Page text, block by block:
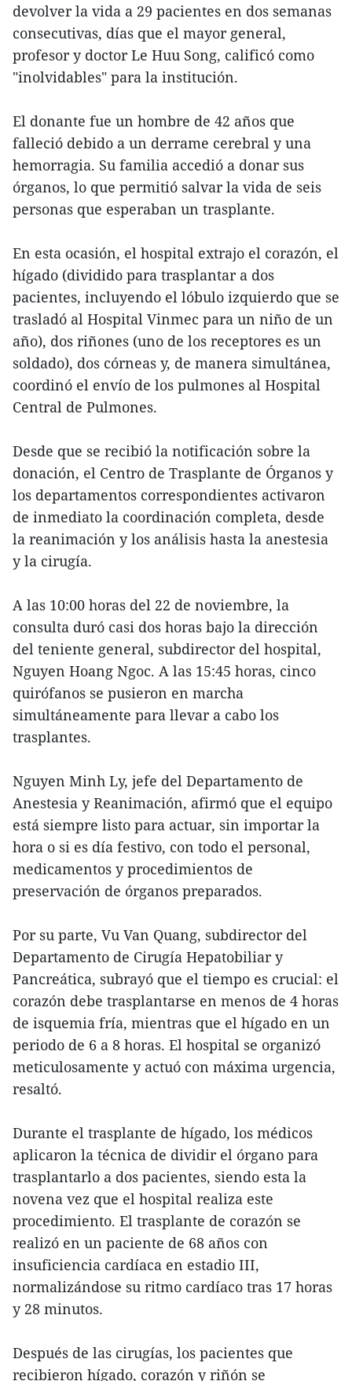
devolver la vida a 29 pacientes en dos semanas
consecutivas, días que el mayor general,
profesor y doctor Le Huu Song, calificó como
"inolvidables" para la institución.
El donante fue un hombre de 42 años que
falleció debido a un derrame cerebral y una
hemorragia. Su familia accedió a donar sus
órganos, lo que permitió salvar la vida de seis
personas que esperaban un trasplante.
En esta ocasión, el hospital extrajo el corazón, el
hígado (dividido para trasplantar a dos
pacientes, incluyendo el lóbulo izquierdo que se
trasladó al Hospital Vinmec para un niño de un
año), dos riñones (uno de los receptores es un
soldado), dos córneas y, de manera simultánea,
coordinó el envío de los pulmones al Hospital
Central de Pulmones.
Desde que se recibió la notificación sobre la
donación, el Centro de Trasplante de Órganos y
los departamentos correspondientes activaron
de inmediato la coordinación completa, desde
la reanimación y los análisis hasta la anestesia
y la cirugía.
A las 10:00 horas del 22 de noviembre, la
consulta duró casi dos horas bajo la dirección
del teniente general, subdirector del hospital,
Nguyen Hoang Ngoc. A las 15:45 horas, cinco
quirófanos se pusieron en marcha
simultáneamente para llevar a cabo los
trasplantes.
Nguyen Minh Ly, jefe del Departamento de
Anestesia y Reanimación, afirmó que el equipo
está siempre listo para actuar, sin importar la
hora o si es día festivo, con todo el personal,
medicamentos y procedimientos de
preservación de órganos preparados.
Por su parte, Vu Van Quang, subdirector del
Departamento de Cirugía Hepatobiliar y
Pancreática, subrayó que el tiempo es crucial: el
corazón debe trasplantarse en menos de 4 horas
de isquemia fría, mientras que el hígado en un
periodo de 6 a 8 horas. El hospital se organizó
meticulosamente y actuó con máxima urgencia,
resaltó.
Durante el trasplante de hígado, los médicos
aplicaron la técnica de dividir el órgano para
trasplantarlo a dos pacientes, siendo esta la
novena vez que el hospital realiza este
procedimiento. El trasplante de corazón se
realizó en un paciente de 68 años con
insuficiencia cardíaca en estadio III,
normalizándose su ritmo cardíaco tras 17 horas
y 28 minutos.
Después de las cirugías, los pacientes que
recibieron hígado, corazón y riñón se